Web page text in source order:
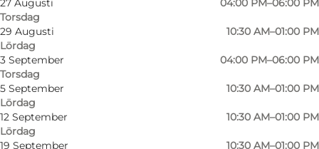
27 Augusti
Torsdag
04:00 PM–06:00 PM
29 Augusti
Lördag
10:30 AM–01:00 PM
3 September
Torsdag
04:00 PM–06:00 PM
5 September
Lördag
10:30 AM–01:00 PM
12 September
Lördag
10:30 AM–01:00 PM
19 September
10:30 AM–01:00 PM
Foto